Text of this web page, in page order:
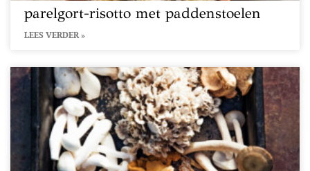
parelgort-risotto met paddenstoelen
LEES VERDER »